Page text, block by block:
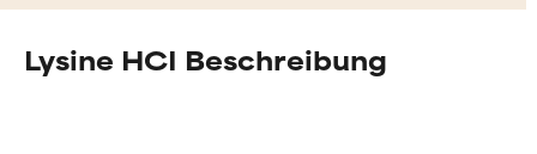
Lysine HCI Beschreibung